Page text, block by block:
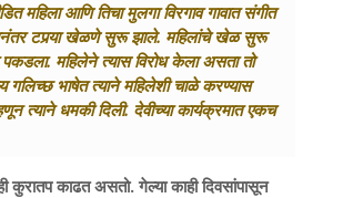
महिला आणि तिचा मुलगा विरगाव गावात संगीत
टपर्‍या खेळणे सुरू झाले. महिलांचे खेळ सुरू
महिलेने त्यास विरोध केला असता तो
भाषेत त्याने महिलेशी चाळे करण्यास
त्याने धमकी दिली. देवीच्या कार्यक्रमात एकच
कुरातप काढत असतो. गेल्या काही दिवसांपासून